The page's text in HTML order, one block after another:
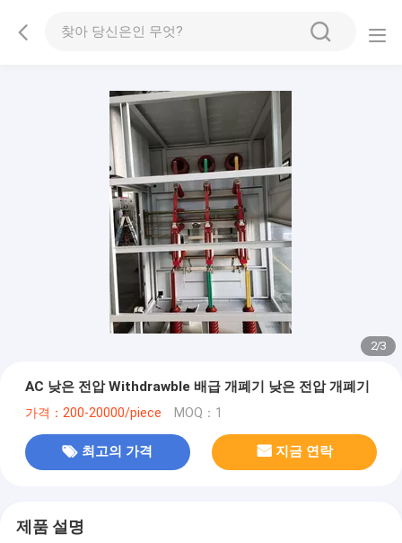
2/3
AC 낮은 전압 Withdrawble 배급 개폐기 낮은 전압 개폐기
가격：200-20000/piece MOQ：1
최고의 가격 지금 연락
제품 설명